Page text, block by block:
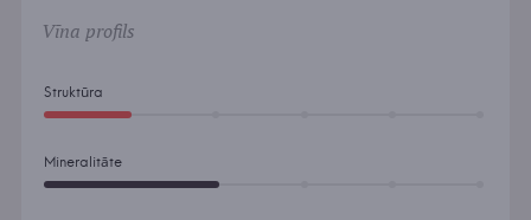
Vīna profils
Struktūra
Mineralitāte